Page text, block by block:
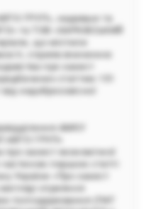
ГРУП», надавши та
та ТОВ «ХАРКІВСЬКИЙ
що містили
сприяв вчиненню
про захист
статтею 151
недобросовісної
АМКУ
АВТО ГРУП»
захист економічної
першою статті
України «Про захист
сприяння
господарювання (ПАТ